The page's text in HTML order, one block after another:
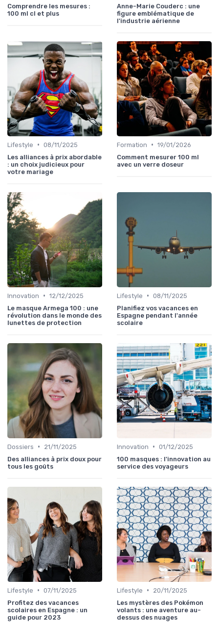
Comprendre les mesures :
100 ml cl et plus
Anne-Marie Couderc : une
figure emblématique de
l'industrie aérienne
Lifestyle • 08/11/2025
Les alliances à prix abordable
: un choix judicieux pour
votre mariage
Formation • 19/01/2026
Comment mesurer 100 ml
avec un verre doseur
Innovation • 12/12/2025
Le masque Armega 100 : une
révolution dans le monde des
lunettes de protection
Lifestyle • 08/11/2025
Planifiez vos vacances en
Espagne pendant l'année
scolaire
Dossiers •
21/11/2025
Des alliances à prix doux pour
tous les goûts
Innovation • 01/12/2025
100 masques : l'innovation au
service des voyageurs
Lifestyle • 07/11/2025
Profitez des vacances
scolaires en Espagne : un
guide pour 2023
Lifestyle •
20/11/2025
Les mystères des Pokémon
volants : une aventure au-
dessus des nuages